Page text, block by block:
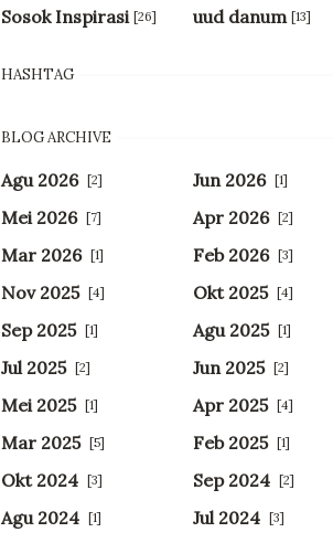
Sosok Inspirasi [26] uud danum [13]
HASHTAG
BLOG ARCHIVE
Agu 2026 [2] Jun 2026 [1]
Mei 2026 [7] Apr 2026 [2]
Mar 2026 [1] Feb 2026 [3]
Nov 2025 [4] Okt 2025 [4]
Sep 2025 [1] Agu 2025 [1]
Jul 2025 [2] Jun 2025 [2]
Mei 2025 [1] Apr 2025 [4]
Mar 2025 [5] Feb 2025 [1]
Okt 2024 [3] Sep 2024 [2]
Agu 2024 [1] Jul 2024 [3]